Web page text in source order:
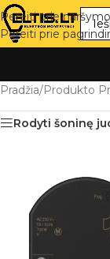
Pereiti prie naršymo
Pereiti prie
Pradžia/Produkto
Rodyti šoninę